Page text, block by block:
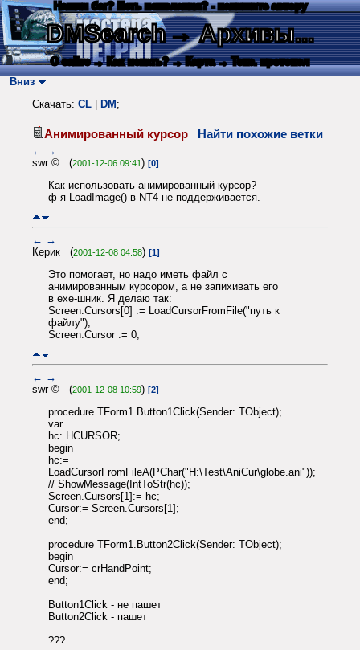
Нашли баг? Есть пожелания? - напишите автору
DMSearch→ Архивы...
О сайте → Как искать? → Карта → Текс. протокол
Вниз
Скачать: CL DM ;
Анимированный курсор Найти похожие ветки
← →
swr © (2001-12-06 09:41) [0]
Как использовать анимированный курсор?
ф-я LoadImage() в NT4 не поддерживается.
← →
Керик (2001-12-08 04:58) [1]
Это помогает, но надо иметь файл с
анимированным курсором, а не запихивать его
в exe-шник. Я делаю так:
Screen.Cursors[0] := LoadCursorFromFile("путь к
файлу");
Screen.Cursor := 0;
← →
swr © (2001-12-08 10:59) [2]
procedure TForm1.Button1Click(Sender: TObject);
var
hc: HCURSOR;
begin
hc:=
LoadCursorFromFileA(PChar("H:\Test\AniCur\globe.ani"));
// ShowMessage(IntToStr(hc));
Screen.Cursors[1]:= hc;
Cursor:= Screen.Cursors[1];
end;
procedure TForm1.Button2Click(Sender: TObject);
begin
Cursor:= crHandPoint;
end;
Button1Click - не пашет
Button2Click - пашет
???